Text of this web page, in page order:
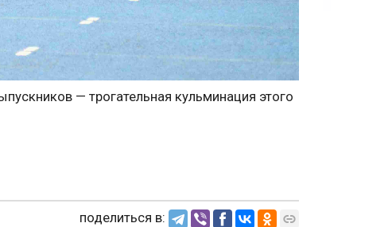
— трогательная кульминация этого
поделиться в: